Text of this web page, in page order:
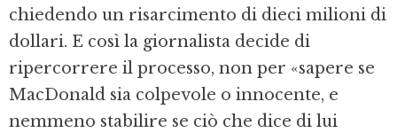
chiedendo un risarcimento di dieci milioni di
dollari. E così la giornalista decide di
ripercorrere il processo, non per «sapere se
MacDonald sia colpevole o innocente, e
nemmeno stabilire se ciò che dice di lui